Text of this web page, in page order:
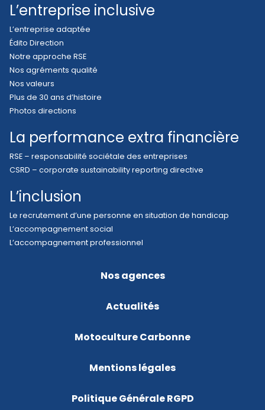
L’entreprise inclusive
L’entreprise adaptée
Édito Direction
Notre approche RSE
Nos agréments qualité
Nos valeurs
Plus de 30 ans d’histoire
Photos directions
La performance extra financière
RSE – responsabilité sociétale des entreprises
CSRD – corporate sustainability reporting directive
L’inclusion
Le recrutement d’une personne en situation de handicap
L’accompagnement social
L’accompagnement professionnel
Nos agences
Actualités
Motoculture Carbonne
Mentions légales
Politique Générale RGPD